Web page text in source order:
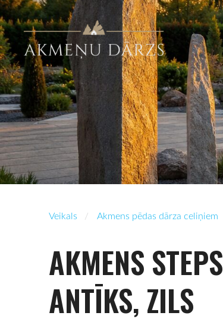
Veikals Akmens pēdas dārza celiņiem
AKMENS STEPS
ANTĪKS, ZILS